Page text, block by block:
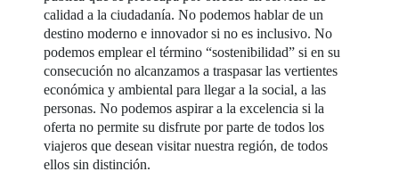
calidad a la ciudadanía. No podemos hablar de un
destino moderno e innovador si no es inclusivo. No
podemos emplear el término “sostenibilidad” si en su
consecución no alcanzamos a traspasar las vertientes
económica y ambiental para llegar a la social, a las
personas. No podemos aspirar a la excelencia si la
oferta no permite su disfrute por parte de todos los
viajeros que desean visitar nuestra región, de todos
ellos sin distinción.